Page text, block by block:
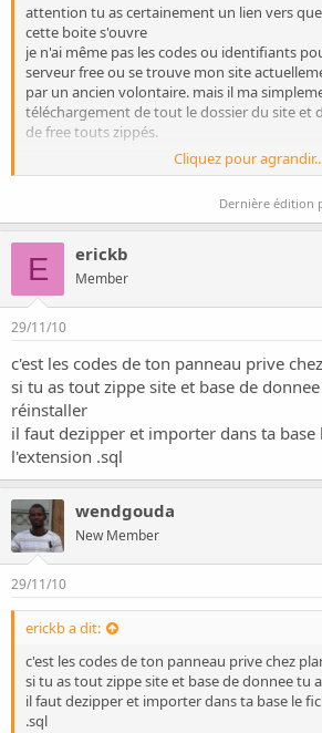
attention tu as certainement un lien vers
cette boite s'ouvre
je n'ai même pas les codes ou identifiants
serveur free ou se trouve mon site
par un ancien volontaire. mais il ma
téléchargement de tout le dossier du site et
de free touts zippés.
cette même boite s'ouvre chez moi, mais je
Cliquez pour
Dernière édition
E erickb
Member
29/11/10
c'est les codes de ton panneau prive
si tu as tout zippe site et base de
réinstaller
il faut dezipper et importer dans ta base
l'extension .sql
wendgouda
New Member
29/11/10
erickb a dit:
c'est les codes de ton panneau prive chez
si tu as tout zippe site et base de donnee tu
il faut dezipper et importer dans ta base le
.sql